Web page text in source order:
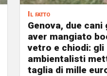
Il fatto
Genova, due cani
aver mangiato
vetro e chiodi: gli
ambientalisti
taglia di mille